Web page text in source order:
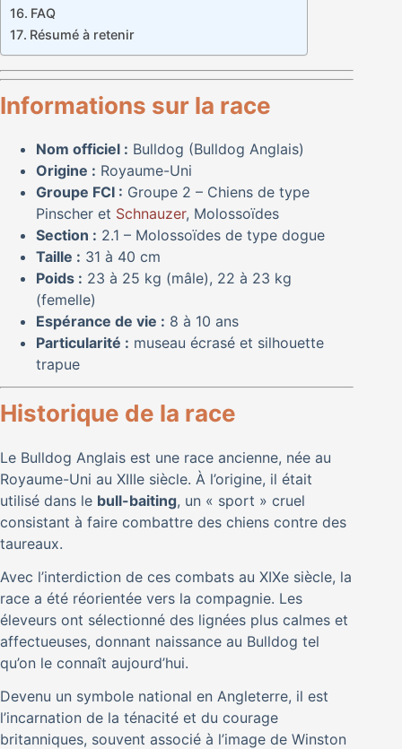
FAQ
Résumé à retenir
Informations sur la race
Nom officiel : Bulldog (Bulldog Anglais)
Origine : Royaume-Uni
Groupe FCI : Groupe 2 – Chiens de type
Pinscher et Schnauzer, Molossoïdes
Section : 2.1 – Molossoïdes de type dogue
Taille : 31 à 40 cm
Poids : 23 à 25 kg (mâle), 22 à 23 kg
(femelle)
Espérance de vie : 8 à 10 ans
Particularité : museau écrasé et silhouette
trapue
Historique de la race
Le Bulldog Anglais est une race ancienne, née au
Royaume-Uni au XIIIe siècle. À l’origine, il était
utilisé dans le bull-baiting, un « sport » cruel
consistant à faire combattre des chiens contre des
taureaux.
Avec l’interdiction de ces combats au XIXe siècle, la
race a été réorientée vers la compagnie. Les
éleveurs ont sélectionné des lignées plus calmes et
affectueuses, donnant naissance au Bulldog tel
qu’on le connaît aujourd’hui.
Devenu un symbole national en Angleterre, il est
l’incarnation de la ténacité et du courage
britanniques, souvent associé à l’image de Winston